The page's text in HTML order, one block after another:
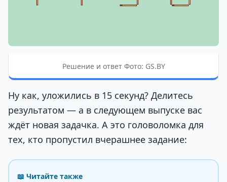
Решение и ответ Фото: GS.BY
Ну как, уложились в 15 секунд? Делитесь
результатом — а в следующем выпуске вас
ждёт новая задачка. А это головоломка для
тех, кто пропустил вчерашнее задание:
📖 Читайте также